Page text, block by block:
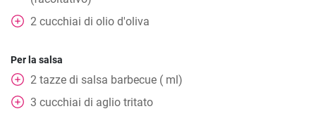
2 cucchiai di olio d'oliva
Per la salsa
2 tazze di salsa barbecue ( ml)
3 cucchiai di aglio tritato